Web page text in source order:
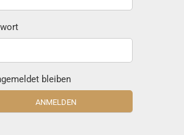
bleiben